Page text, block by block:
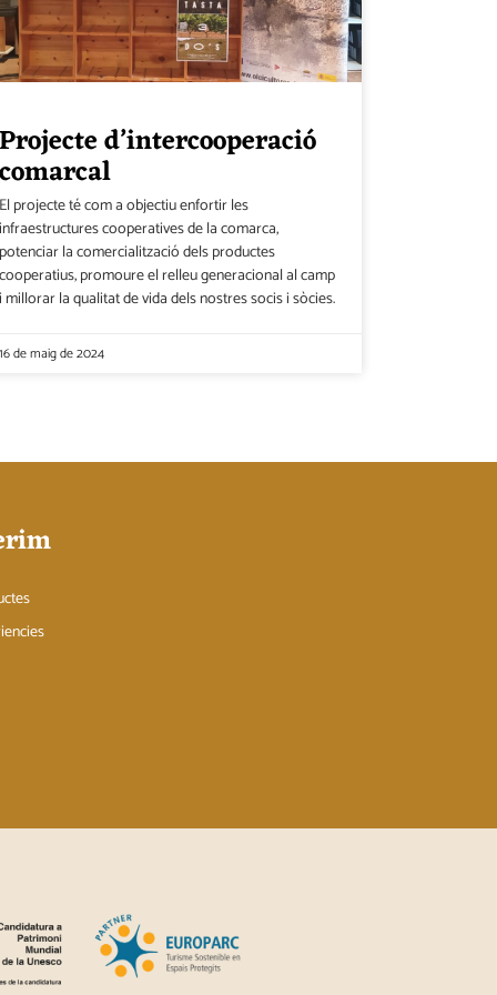
Projecte d’intercooperació
comarcal
El projecte té com a objectiu enfortir les
infraestructures cooperatives de la comarca,
potenciar la comercialització dels productes
cooperatius, promoure el relleu generacional al camp
i millorar la qualitat de vida dels nostres socis i sòcies.
16 de maig de 2024